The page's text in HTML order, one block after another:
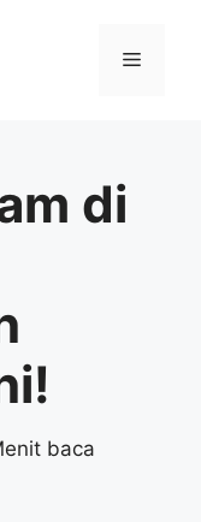
Menu
di
baca